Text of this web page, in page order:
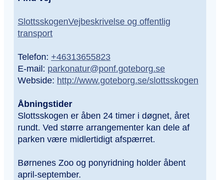
SlottsskogenVejbeskrivelse og offentlig
transport
Telefon: +46313655823
E-mail: parkonatur@ponf.goteborg.se
Webside: http://www.goteborg.se/slottsskogen
Åbningstider
Slottsskogen er åben 24 timer i døgnet, året
rundt. Ved større arrangementer kan dele af
parken være midlertidigt afspærret.
Børnenes Zoo og ponyridning holder åbent
april-september.